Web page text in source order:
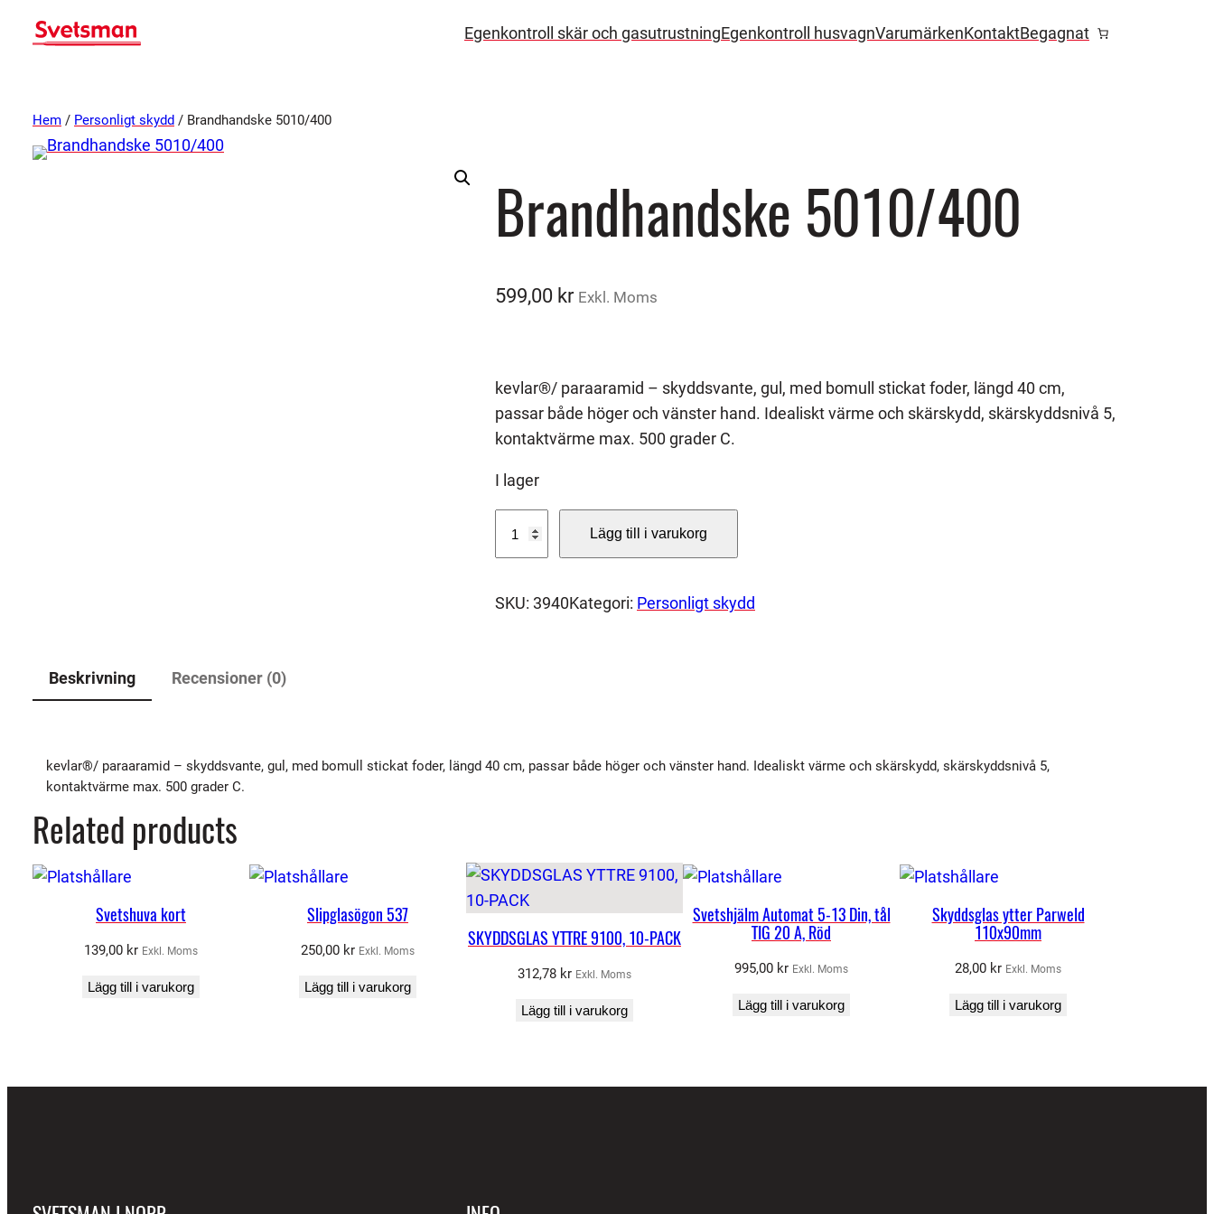
Egenkontroll skär och gasutrustningEgenkontroll husvagnVarumärkenKontaktBegagnat
Hem / Personligt skydd / Brandhandske 5010/400
Brandhandske 5010/400
599,00 kr Exkl. Moms
kevlar®/ paraaramid – skyddsvante, gul, med bomull stickat foder, längd 40 cm,
passar både höger och vänster hand. Idealiskt värme och skärskydd, skärskyddsnivå 5,
kontaktvärme max. 500 grader C.
I lager
n
k
1
0
4
Lägg till i varukorg
SKU: 3940Kategori: Personligt skydd
Beskrivning Recensioner (0)
kevlar®/ paraaramid – skyddsvante, gul, med bomull stickat foder, längd 40 cm, passar både höger och vänster hand. Idealiskt värme och skärskydd, skärskyddsnivå 5,
kontaktvärme max. 500 grader C.
Related products
Svetshuva kort
139,00 kr Exkl. Moms
Lägg till i varukorg
Slipglasögon 537
250,00 kr Exkl. Moms
Lägg till i varukorg
SKYDDSGLAS YTTRE 9100, 10-PACK
312,78 kr Exkl. Moms
Lägg till i varukorg
Svetshjälm Automat 5-13 Din, tål
TIG 20 A, Röd
995,00 kr Exkl. Moms
Lägg till i varukorg
Skyddsglas ytter Parweld
110x90mm
28,00 kr Exkl. Moms
Lägg till i varukorg